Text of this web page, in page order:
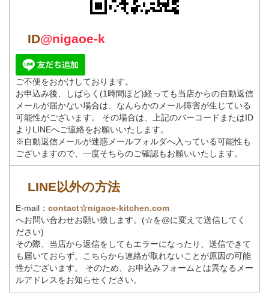
ID@nigaoe-k
ご不便をおかけしております。
お申込み後、しばらく(1時間ほど)経っても当店からの自動返信
メールが届かない場合は、なんらかのメール障害が生じている
可能性がございます。 その場合は、上記のバーコードまたはID
よりLINEへご連絡をお願いいたします。
※自動返信メールが迷惑メールフォルダへ入っている可能性も
ございますので、一度そちらのご確認もお願いいたします。
LINE以外の方法
E-mail： contact☆nigaoe-kitchen.com
へお問い合わせお願い致します。(☆を@に変えて送信してく
ださい)
その際、当店から返信をしてもエラーになったり、送信できて
も届いておらず、こちらから連絡が取れないことが原因の可能
性がございます。 そのため、お申込みフォームとは異なるメー
ルアドレスをお知らせください。